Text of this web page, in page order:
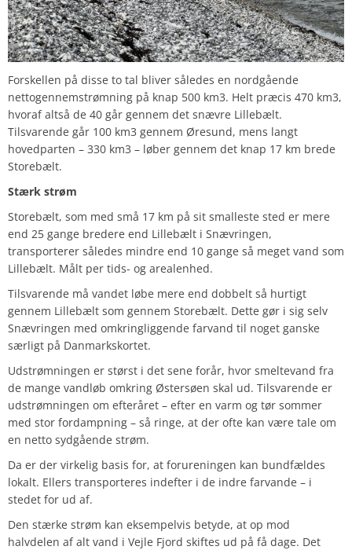
Forskellen på disse to tal bliver således en nordgående
nettogennemstrømning på knap 500 km3. Helt præcis 470 km3,
hvoraf altså de 40 går gennem det snævre Lillebælt.
Tilsvarende går 100 km3 gennem Øresund, mens langt
hovedparten – 330 km3 – løber gennem det knap 17 km brede
Storebælt.
Stærk strøm
Storebælt, som med små 17 km på sit smalleste sted er mere
end 25 gange bredere end Lillebælt i Snævringen,
transporterer således mindre end 10 gange så meget vand som
Lillebælt. Målt per tids- og arealenhed.
Tilsvarende må vandet løbe mere end dobbelt så hurtigt
gennem Lillebælt som gennem Storebælt. Dette gør i sig selv
Snævringen med omkringliggende farvand til noget ganske
særligt på Danmarkskortet.
Udstrømningen er størst i det sene forår, hvor smeltevand fra
de mange vandløb omkring Østersøen skal ud. Tilsvarende er
udstrømningen om efteråret – efter en varm og tør sommer
med stor fordampning – så ringe, at der ofte kan være tale om
en netto sydgående strøm.
Da er der virkelig basis for, at forureningen kan bundfældes
lokalt. Ellers transporteres indefter i de indre farvande – i
stedet for ud af.
Den stærke strøm kan eksempelvis betyde, at op mod
halvdelen af alt vand i Vejle Fjord skiftes ud på få dage. Det